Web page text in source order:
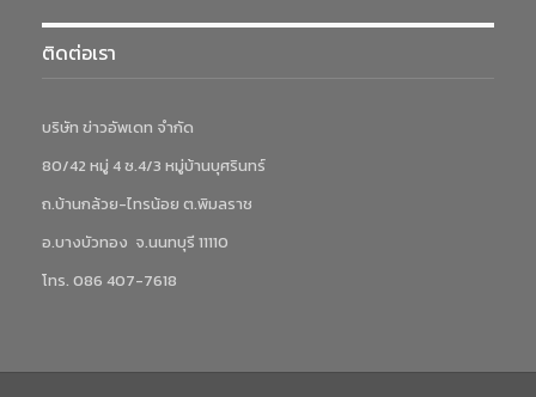
ติดต่อเรา
บริษัท ข่าวอัพเดท จำกัด
80/42 หมู่ 4 ซ.4/3 หมู่บ้านบุศรินทร์
ถ.บ้านกล้วย-ไทรน้อย ต.พิมลราช
อ.บางบัวทอง จ.นนทบุรี 11110
โทร. 086 407-7618